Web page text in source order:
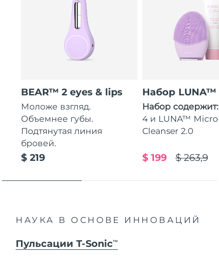
BEAR™ 2 eyes & lips
Моложе взгляд.
Объемнее губы.
Подтянутая линия
бровей.
$ 219
Набор LUNA™
Набор
4 и LUNA™
Cleanser 2.0
$ 263,9
$ 199
НАУКА В ОСНОВЕ ИННОВАЦИЙ
Пульсации T-SonicTM